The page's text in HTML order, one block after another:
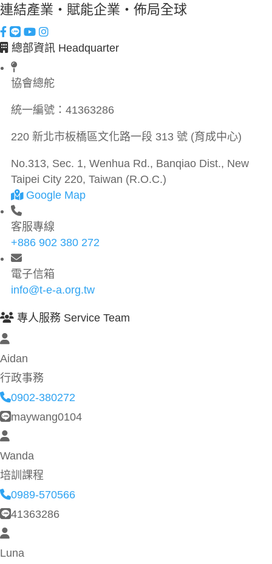
連結產業・賦能企業・佈局全球
總部資訊 Headquarter
協會總舵
統一編號： 41363286
220 新北市板橋區文化路一段 313 號 (育成中心)
No.313, Sec. 1, Wenhua Rd., Banqiao Dist., New
Taipei City 220, Taiwan (R.O.C.)
Google Map
客服專線
+886 902 380 272
電子信箱
info@t-e-a.org.tw
專人服務 Service Team
Aidan
行政事務
0902-380272
maywang0104
Wanda
培訓課程
0989-570566
41363286
Luna